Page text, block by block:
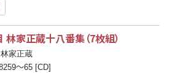
林家正蔵十八番集（7枚組）
家正蔵
〜65 [CD]